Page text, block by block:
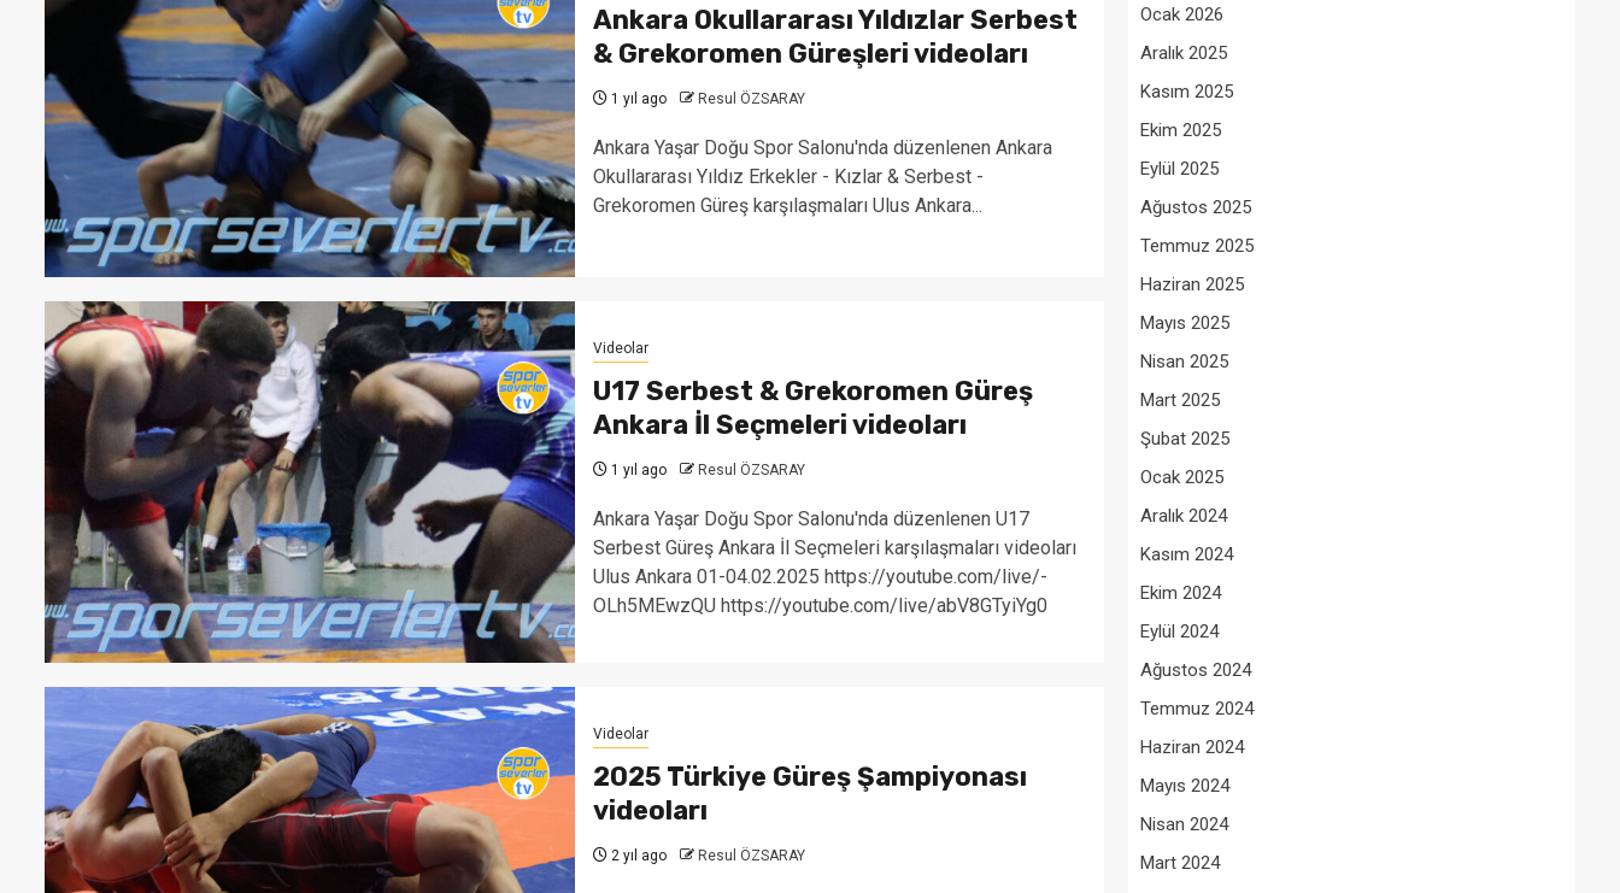
Ankara Okullararası Yıldızlar Serbest
& Grekoromen Güreşleri videoları
1 yıl ago Resul ÖZSARAY
Ankara Yaşar Doğu Spor Salonu'nda düzenlenen Ankara
Okullararası Yıldız Erkekler - Kızlar & Serbest -
Grekoromen Güreş karşılaşmaları Ulus Ankara...
Videolar
U17 Serbest & Grekoromen Güreş
Ankara İl Seçmeleri videoları
1 yıl ago Resul ÖZSARAY
Ankara Yaşar Doğu Spor Salonu'nda düzenlenen U17
Serbest Güreş Ankara İl Seçmeleri karşılaşmaları videoları
Ulus Ankara 01-04.02.2025 https://youtube.com/live/-
OLh5MEwzQU https://youtube.com/live/abV8GTyiYg0
Videolar
2025 Türkiye Güreş Şampiyonası
videoları
2 yıl ago Resul ÖZSARAY
Ocak 2026
Aralık 2025
Kasım 2025
Ekim 2025
Eylül 2025
Ağustos 2025
Temmuz 2025
Haziran 2025
Mayıs 2025
Nisan 2025
Mart 2025
Şubat 2025
Ocak 2025
Aralık 2024
Kasım 2024
Ekim 2024
Eylül 2024
Ağustos 2024
Temmuz 2024
Haziran 2024
Mayıs 2024
Nisan 2024
Mart 2024